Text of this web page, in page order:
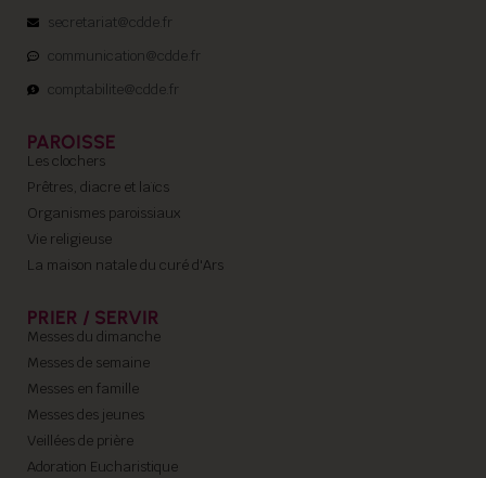
secretariat@cdde.fr
communication@cdde.fr
comptabilite@cdde.fr
PAROISSE
Les clochers
Prêtres, diacre et laïcs
Organismes paroissiaux
Vie religieuse
La maison natale du curé d'Ars
PRIER / SERVIR
Messes du dimanche
Messes de semaine
Messes en famille
Messes des jeunes
Veillées de prière
Adoration Eucharistique